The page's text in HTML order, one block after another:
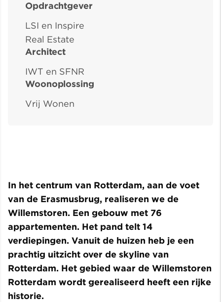
Opdrachtgever
LSI en Inspire
Real Estate
Architect
IWT en SFNR
Woonoplossing
Vrij Wonen
In het centrum van Rotterdam, aan de voet
van de Erasmusbrug, realiseren we de
Willemstoren. Een gebouw met 76
appartementen. Het pand telt 14
verdiepingen. Vanuit de huizen heb je een
prachtig uitzicht over de skyline van
Rotterdam. Het gebied waar de Willemstoren
Rotterdam wordt gerealiseerd heeft een rijke
historie.